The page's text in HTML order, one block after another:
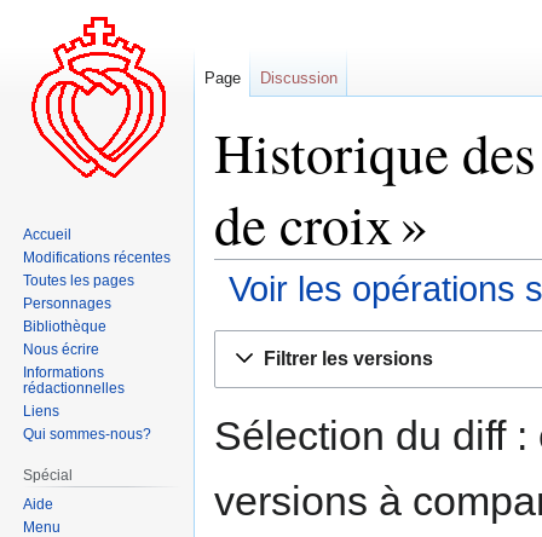
Historique
de croix »
Voir les opérations
navigation
recherche
Filtrer les versions
Sélection du diff
versions à
Page Discussion
Accueil
Modifications récentes
Toutes les pages
Personnages
Bibliothèque
Nous écrire
Informations
rédactionnelles
Liens
Qui sommes-nous?
Spécial
Aide
Menu